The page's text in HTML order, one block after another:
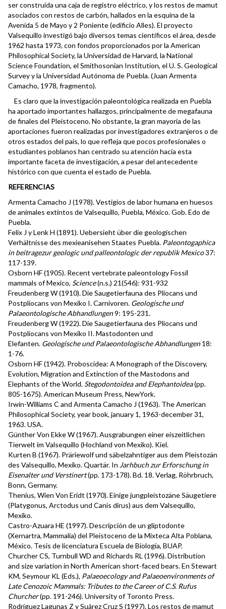
ser construida una caja de registro eléctrico, y los restos de mamut
asociados con restos de carbón, hallados en la esquina de la
Avenida 5 de Mayo y 2 Poniente (edificio Alles). El proyecto
Valsequillo investigó bajo diversos temas científicos el área, desde
1962 hasta 1973, con fondos proporcionados por la American
Philosophical Society, la Universidad de Harvard, la National
Science Foundation, el Smithosonian Institution, el U. S. Geological
Survey y la Universidad Autónoma de Puebla. (Juan Armenta
Camacho, 1978, fragmento).
Es claro que la investigación paleontológica realizada en Puebla
ha aportado importantes hallazgos, principalmente de megafauna
de finales del Pleistoceno. No obstante, la gran mayoría de las
aportaciones fueron realizadas por investigadores extranjeros o de
otros estados del país, lo que refleja que pocos profesionales o
estudiantes poblanos han centrado su atención hacia esta
importante faceta de investigación, a pesar del antecedente
histórico con que cuenta el estado de Puebla.
REFERENCIAS
Armenta Camacho J (1978). Vestigios de labor humana en huesos
de animales extintos de Valsequillo, Puebla, México. Gob. Edo de
Puebla.
Felix J y Lenk H (1891). Uebersieht über die geologischen
Verhältnisse des mexieanisehen Staates Puebla. Paleontogaphica
in beitragezur geologic und palleontologic der republik Mexico37:
117-139.
Osborn HF (1905). Recent vertebrate paleontology Fossil
mammals of Mexico, Science(n.s.) 21(546): 931-932
Freudenberg W (1910). Die Saugetierfauna des Pliocans und
Postpliocans von Mexiko I. Carnivoren. Geologische und
Palaeontologische Abhandlungen9: 195-231.
Freudenberg W (1922). Die Saugetierfauna des Pliocans und
Postpliocans von Mexiko II. Mastodonten und
Elefanten. Geologische und Palaeontologische Abhandlungen18:
1-76.
Osborn HF (1942). Proboscidea: A Monograph of the Discovery,
Evolution, Migration and Extinction of the Mastodons and
Elephants of the World. Stegodontoidea and Elephantoidea(pp.
805-1675). American Museum Press, NewYork.
Irwin-Williams C and Armenta Camacho J (1963). The American
Philosophical Society, year book, january 1, 1963-december 31,
1963. USA.
Günther Von Ekke W (1967). Ausgrabungen einer eiszeitlichen
Tierwelt im Valsequillo (Hochland von Mexiko). Kiel.
Kurten B (1967). Präriewolf und säbelzahntiger aus dem Pleistozän
des Valsequillo, Mexiko. Quartär. In Jarhbuch zur Erforschung in
Eisenalter und Verstinert(pp. 173-178). Bd. 18. Verlag, Röhrbruch,
Bonn, Germany.
Thenius, Wien Von Eridt (1970). Einige jungpleistozäne Säugetiere
(Platygonus, Arctodus und Canis dirus) aus dem Valsequillo,
Mexiko.
Castro-Azuara HE (1997). Descripción de un gliptodonte
(Xernartra, Mammalia) del Pleistoceno de la Mixteca Alta Poblana,
México. Tesis de licenciatura Escuela de Biología, BUAP.
Churcher CS, Turnbull WD and Richards RL (1996). Distribution
and size variation in North American short-faced bears. En Stewart
KM, Seymour KL (Eds.), Palaeoecology and Palaeoenvironments of
Late Cenozoic Mammals: Tributes to the Career of C.S. Rufus
Churcher(pp. 191-246). University of Toronto Press.
Rodríguez Lagunas Z y Suárez Cruz S (1997). Los restos de mamut